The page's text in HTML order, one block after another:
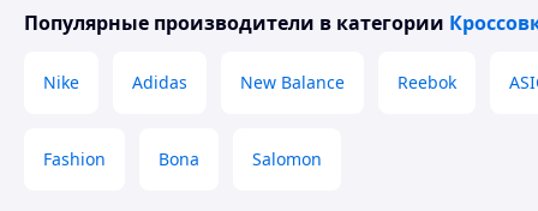
Популярные производители в категории
Nike Adidas New Balance Reebok
Fashion Bona Salomon